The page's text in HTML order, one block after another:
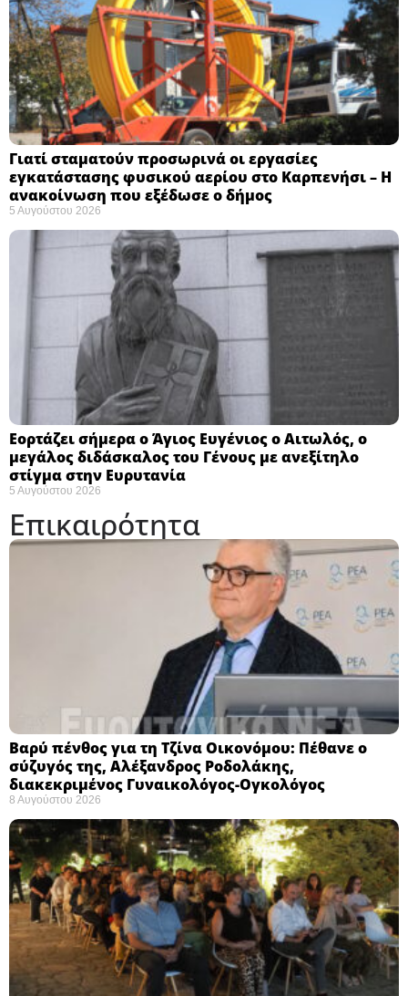
Γιατί σταματούν προσωρινά οι εργασίες
εγκατάστασης φυσικού αερίου στο Καρπενήσι – Η
ανακοίνωση που εξέδωσε ο δήμος
5 Αυγούστου 2026
Εορτάζει σήμερα ο Άγιος Ευγένιος ο Αιτωλός, ο
μεγάλος διδάσκαλος του Γένους με ανεξίτηλο
στίγμα στην Ευρυτανία
5 Αυγούστου 2026
Επικαιρότητα
Βαρύ πένθος για τη Τζίνα Οικονόμου: Πέθανε ο
σύζυγός της, Αλέξανδρος Ροδολάκης,
διακεκριμένος Γυναικολόγος-Ογκολόγος
8 Αυγούστου 2026